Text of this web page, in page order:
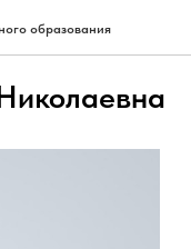
образования